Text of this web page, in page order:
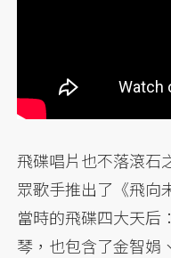
飛碟唱片也不落滾石
眾歌手推出了《飛向
當時的飛碟四大天后
琴，也包含了金智娟